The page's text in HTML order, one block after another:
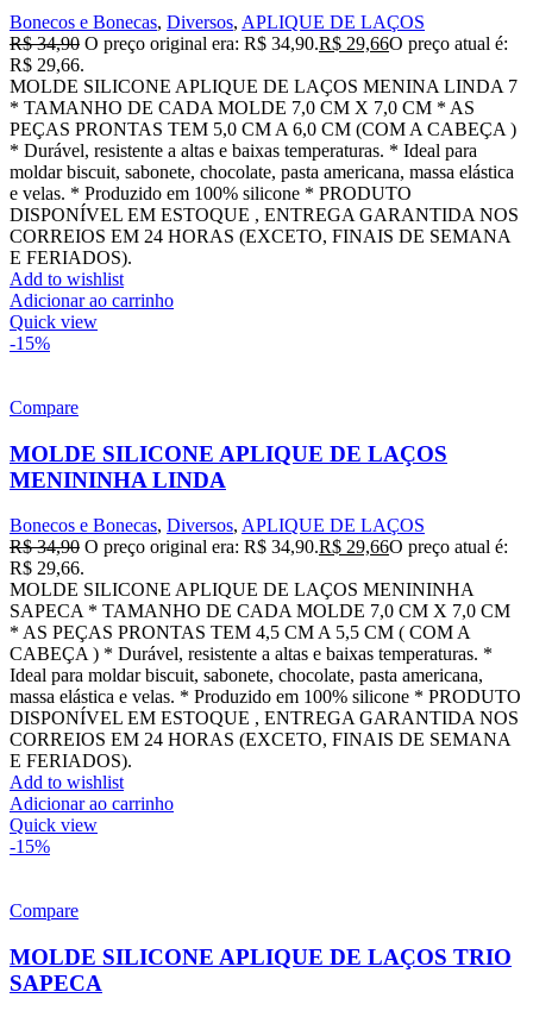
Bonecos e Bonecas, Diversos, APLIQUE DE LAÇOS
R$34,90 O preço original era: R$ 34,90.R$ 29,66O preço atual é:
R$ 29,66.
MOLDE SILICONE APLIQUE DE LAÇOS MENINA LINDA 7
* TAMANHO DE CADA MOLDE 7,0 CM X 7,0 CM * AS
PEÇAS PRONTAS TEM 5,0 CM A 6,0 CM (COM A CABEÇA )
* Durável, resistente a altas e baixas temperaturas. * Ideal para
moldar biscuit, sabonete, chocolate, pasta americana, massa elástica
e velas. * Produzido em 100% silicone * PRODUTO
DISPONÍVEL EM ESTOQUE , ENTREGA GARANTIDA NOS
CORREIOS EM 24 HORAS (EXCETO, FINAIS DE SEMANA
E FERIADOS).
Add to wishlist
Adicionar ao carrinho
Quick view
-15%
Compare
MOLDE SILICONE APLIQUE DE LAÇOS
MENININHA LINDA
Bonecos e Bonecas, Diversos, APLIQUE DE LAÇOS
R$34,90 O preço original era: R$ 34,90.R$ 29,66O preço atual é:
R$ 29,66.
MOLDE SILICONE APLIQUE DE LAÇOS MENININHA
SAPECA * TAMANHO DE CADA MOLDE 7,0 CM X 7,0 CM
* AS PEÇAS PRONTAS TEM 4,5 CM A 5,5 CM ( COM A
CABEÇA ) * Durável, resistente a altas e baixas temperaturas. *
Ideal para moldar biscuit, sabonete, chocolate, pasta americana,
massa elástica e velas. * Produzido em 100% silicone * PRODUTO
DISPONÍVEL EM ESTOQUE , ENTREGA GARANTIDA NOS
CORREIOS EM 24 HORAS (EXCETO, FINAIS DE SEMANA
E FERIADOS).
Add to wishlist
Adicionar ao carrinho
Quick view
-15%
Compare
MOLDE SILICONE APLIQUE DE LAÇOS TRIO
SAPECA